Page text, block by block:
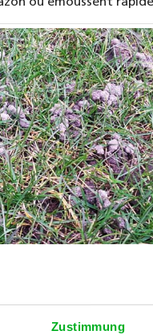
Zustimmung
le gazon sont des
du sol. Ils